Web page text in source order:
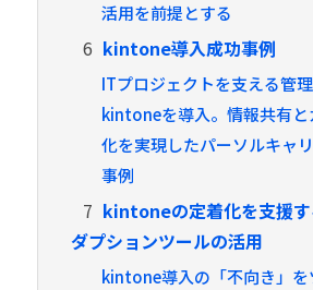
活用を前提とする
6 kintone導入成功事例
ITプロジェクトを支える管
kintoneを導入。情報共有と
化を実現したパーソルキャ
事例
7 kintoneの定着化を支援
ダプションツールの活用
kintone導入の「不向き」を